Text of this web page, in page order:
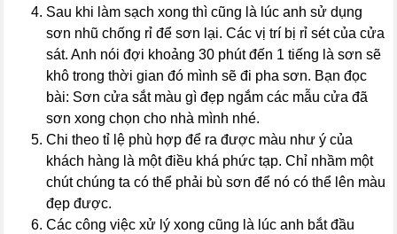
Sau khi làm sạch xong thì cũng là lúc anh sử dụng
sơn nhũ chống rỉ để sơn lại. Các vị trí bị rỉ sét của cửa
sát. Anh nói đợi khoảng 30 phút đến 1 tiếng là sơn sẽ
khô trong thời gian đó mình sẽ đi pha sơn. Bạn đọc
bài: Sơn cửa sắt màu gì đẹp ngắm các mẫu cửa đã
sơn xong chọn cho nhà mình nhé.
Chi theo tỉ lệ phù hợp để ra được màu như ý của
khách hàng là một điều khá phức tạp. Chỉ nhầm một
chút chúng ta có thể phải bù sơn để nó có thể lên màu
đẹp được.
Các công việc xử lý xong cũng là lúc anh bắt đầu